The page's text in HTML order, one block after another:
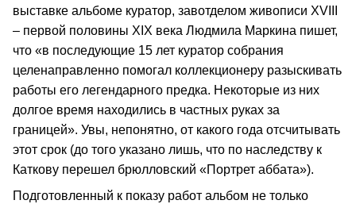
выставке альбоме куратор, завотделом живописи XVIII
– первой половины XIX века Людмила Маркина пишет,
что «в последующие 15 лет куратор собрания
целенаправленно помогал коллекционеру разыскивать
работы его легендарного предка. Некоторые из них
долгое время находились в частных руках за
границей». Увы, непонятно, от какого года отсчитывать
этот срок (до того указано лишь, что по наследству к
Каткову перешел брюлловский «Портрет аббата»).
Подготовленный к показу работ альбом не только